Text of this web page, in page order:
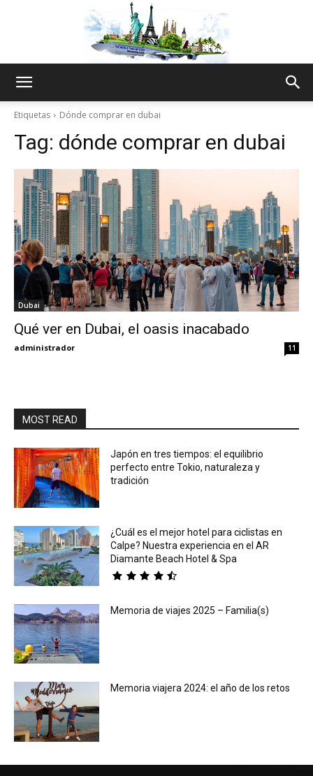
World
Thru
My
Etiquetas Dónde comprar en dubai
Tag: dónde comprar en dubai
Dubai
Qué ver en Dubai, el oasis inacabado
administrador 11
MOST READ
Japón en tres tiempos: el equilibrio
perfecto entre Tokio, naturaleza y
tradición
¿Cuál es el mejor hotel para ciclistas en
Calpe? Nuestra experiencia en el AR
Diamante Beach Hotel & Spa
Memoria de viajes 2025 – Familia(s)
Memoria viajera 2024: el año de los retos